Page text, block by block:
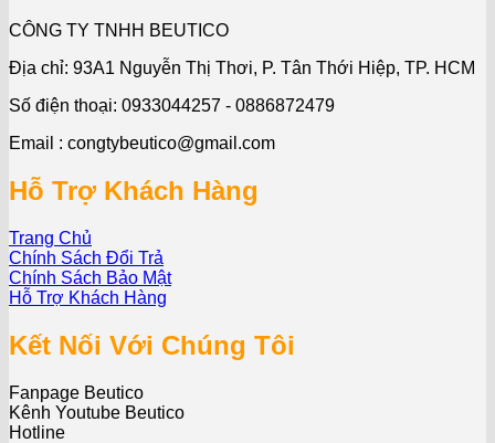
CÔNG TY TNHH BEUTICO
Địa chỉ: 93A1 Nguyễn Thị Thơi, P. Tân Thới Hiệp, TP. HCM
Số điện thoại: 0933044257 - 0886872479
Email : congtybeutico@gmail.com
Hỗ Trợ Khách Hàng
Trang Chủ
Chính Sách Đổi Trả
Chính Sách Bảo Mật
Hỗ Trợ Khách Hàng
Kết Nối Với Chúng Tôi
Fanpage Beutico
Kênh Youtube Beutico
Hotline